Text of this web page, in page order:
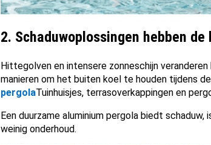
2. Schaduwoplossingen hebben
Hittegolven en intensere zonneschijn
manieren om het buiten koel te houden tijdens
pergolaTuinhuisjes, terrasoverkappingen en
Een duurzame aluminium pergola biedt
weinig onderhoud.